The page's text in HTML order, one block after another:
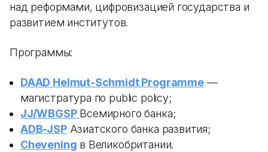
над реформами, цифровизацией государства и
развитием институтов.
Программы:
DAAD Helmut-Schmidt Programme—
магистратура по public policy;
JJ/WBGSP Всемирного банка;
ADB-JSPАзиатского банка развития;
Chevening в Великобритании.